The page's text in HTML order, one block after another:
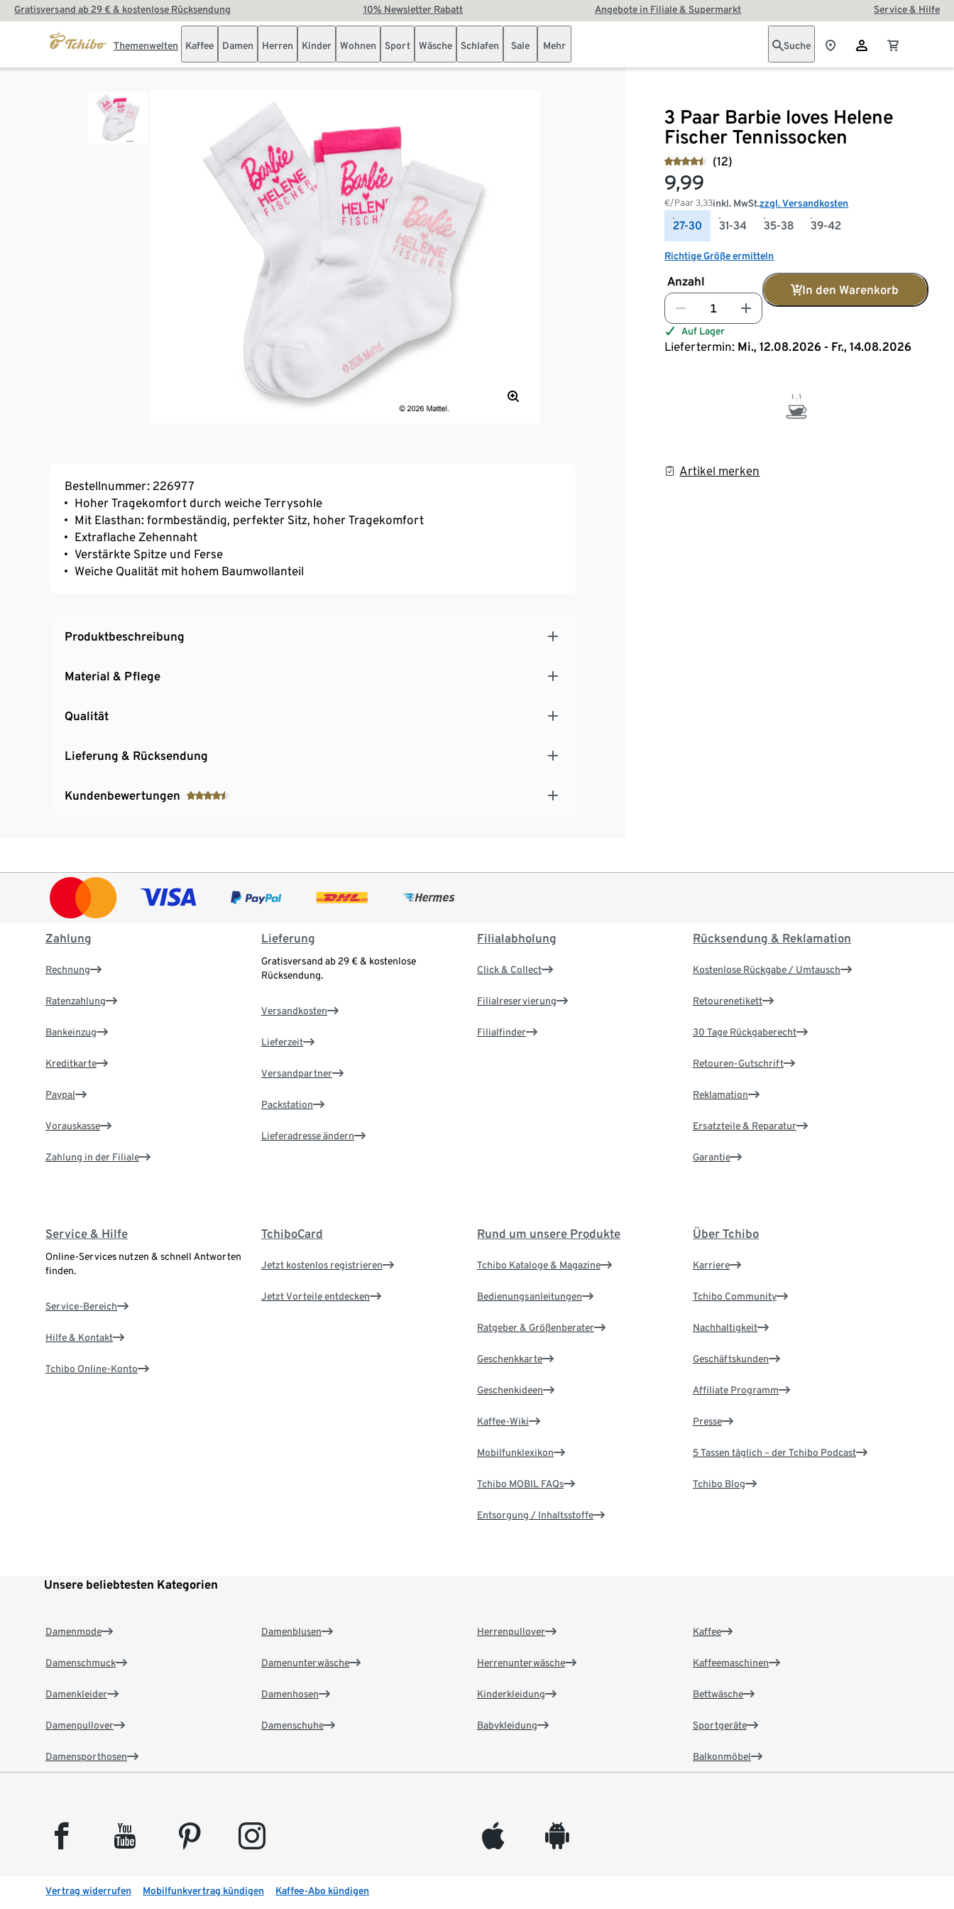
Gratisversand ab 29 € & kostenlose Rücksendung 10% Newsletter Rabatt Angebote in Filiale & Supermarkt Service & Hilfe
Themenwelten Kaffee Damen Herren Kinder Wohnen Sport Wäsche Schlafen Sale Mehr Suche
3 Paar Barbie loves Helene
Fischer Tennissocken
(12)
9,99
€/Paar3,33inkl. MwSt.zzgl. Versandkosten
27-30 31-34 35-38 39-42
Richtige Größe ermitteln
Anzahl
In den Warenkorb
Auf Lager
Liefertermin: Mi., 12.08.2026 - Fr., 14.08.2026
Artikel merken
Bestellnummer: 226977
Hoher Tragekomfort durch weiche Terrysohle
Mit Elasthan: formbeständig, perfekter Sitz, hoher Tragekomfort
Extraflache Zehennaht
Verstärkte Spitze und Ferse
Weiche Qualität mit hohem Baumwollanteil
Produktbeschreibung
Material & Pflege
Qualität
Lieferung & Rücksendung
Kundenbewertungen
Zahlung
Rechnung
Ratenzahlung
Bankeinzug
Kreditkarte
Paypal
Vorauskasse
Zahlung in der Filiale
Lieferung
Gratisversand ab 29 € & kostenlose
Rücksendung.
Versandkosten
Lieferzeit
Versandpartner
Packstation
Lieferadresse ändern
Filialabholung
Click & Collect
Filialreservierung
Filialfinder
Rücksendung & Reklamation
Kostenlose Rückgabe / Umtausch
Retourenetikett
30 Tage Rückgaberecht
Retouren-Gutschrift
Reklamation
Ersatzteile & Reparatur
Garantie
Service & Hilfe
Online-Services nutzen & schnell Antworten
finden.
Service-Bereich
Hilfe & Kontakt
Tchibo Online-Konto
TchiboCard
Jetzt kostenlos registrieren
Jetzt Vorteile entdecken
Rund um unsere Produkte
Tchibo Kataloge & Magazine
Bedienungsanleitungen
Ratgeber & Größenberater
Geschenkkarte
Geschenkideen
Kaffee-Wiki
Mobilfunklexikon
Tchibo MOBIL FAQs
Entsorgung / Inhaltsstoffe
Über Tchibo
Karriere
Tchibo Community
Nachhaltigkeit
Geschäftskunden
Affiliate Programm
Presse
5 Tassen täglich – der Tchibo Podcast
Tchibo Blog
Unsere beliebtesten Kategorien
Damenmode
Damenschmuck
Damenkleider
Damenpullover
Damensporthosen
Damenblusen
Damenunterwäsche
Damenhosen
Damenschuhe
Herrenpullover
Herrenunterwäsche
Kinderkleidung
Babykleidung
Kaffee
Kaffeemaschinen
Bettwäsche
Sportgeräte
Balkonmöbel
facebook youtube pinterest instagram appleinc android
Vertrag widerrufen Mobilfunkvertrag kündigen Kaffee-Abo kündigen